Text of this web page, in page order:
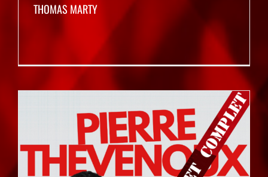
THOMAS MARTY